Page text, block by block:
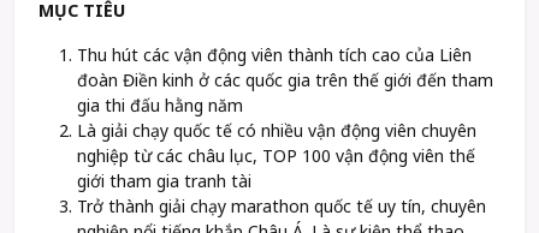
MỤC TIÊU
Thu hút các vận động viên thành tích cao của Liên
đoàn Điền kinh ở các quốc gia trên thế giới đến tham
gia thi đấu hằng năm
Là giải chạy quốc tế có nhiều vận động viên chuyên
nghiệp từ các châu lục, TOP 100 vận động viên thế
giới tham gia tranh tài
Trở thành giải chạy marathon quốc tế uy tín, chuyên